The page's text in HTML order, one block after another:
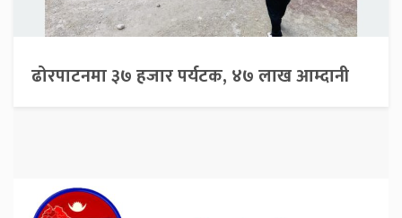
ढोरपाटनमा ३७ हजार पर्यटक, ४७ लाख आम्दानी